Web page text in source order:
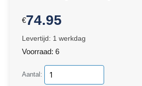
€74.95
Levertijd: 1 werkdag
Voorraad: 6
Aantal: